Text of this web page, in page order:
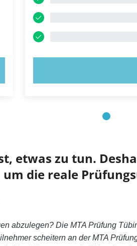
etwas zu tun.
die reale
abzulegen? Die MTA Prüfung
scheitern an der MTA